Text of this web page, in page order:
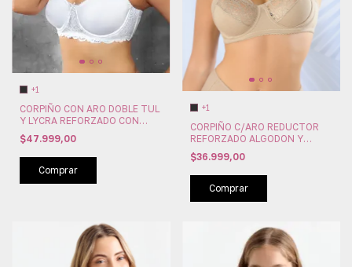
+1
CORPIÑO CON ARO DOBLE TUL
Y LYCRA REFORZADO CON
BALLENA LIDIA L&DIA (LY555)
$47.999,00
Comprar
+1
CORPIÑO C/ARO REDUCTOR
REFORZADO ALGODON Y
LYCRA LIDIA L&DIA (LY535)
$36.999,00
Comprar